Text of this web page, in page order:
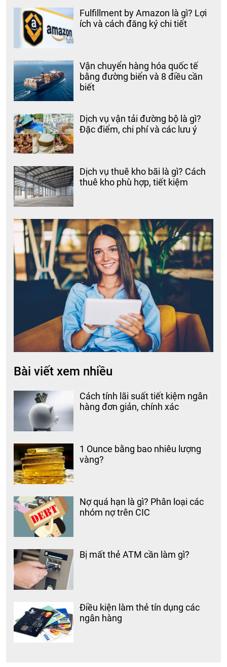
Fulfillment by Amazon là gì? Lợi
ích và cách đăng ký chi tiết
Vận chuyển hàng hóa quốc tế
bằng đường biển và 8 điều cần
biết
Dịch vụ vận tải đường bộ là gì?
Đặc điểm, chi phí và các lưu ý
Dịch vụ thuê kho bãi là gì? Cách
thuê kho phù hợp, tiết kiệm
Bài viết xem nhiều
Cách tính lãi suất tiết kiệm ngân
hàng đơn giản, chính xác
1 Ounce bằng bao nhiêu lượng
vàng?
Nợ quá hạn là gì? Phân loại các
nhóm nợ trên CIC
Bị mất thẻ ATM cần làm gì?
Điều kiện làm thẻ tín dụng các
ngân hàng